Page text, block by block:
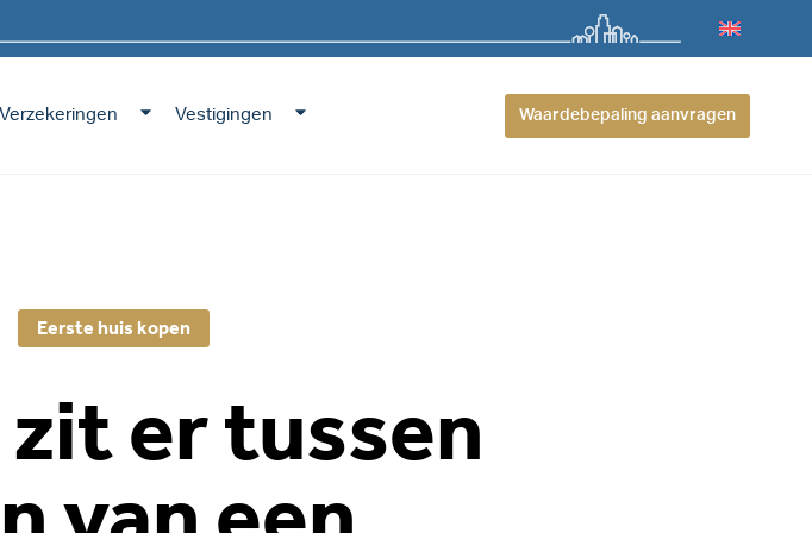
Verzekeringen Vestigingen Waardebepaling aanvragen
Eerste huis kopen
er tussen